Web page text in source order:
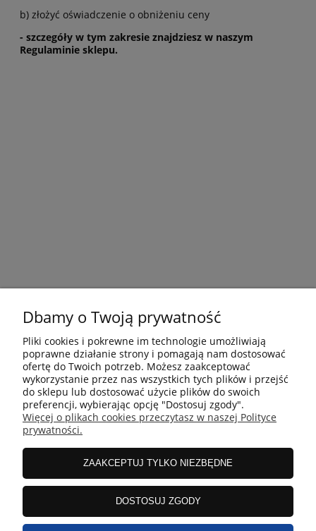
b) złożyć oświadczenie o obniżeniu ceny
- szczegóły w tym zakresie znajdziesz w naszym
Regulaminie sklepu.
FIRMA
ZAMÓWIENIA
Dbamy o Twoją prywatność
Pliki cookies i pokrewne im technologie umożliwiają
poprawne działanie strony i pomagają nam dostosować
ofertę do Twoich potrzeb. Możesz zaakceptować
wykorzystanie przez nas wszystkich tych plików i przejść
do sklepu lub dostosować użycie plików do swoich
preferencji, wybierając opcję "Dostosuj zgody".
Więcej o plikach cookies przeczytasz w naszej Polityce
prywatności.
ZAAKCEPTUJ TYLKO NIEZBĘDNE
DOSTOSUJ ZGODY